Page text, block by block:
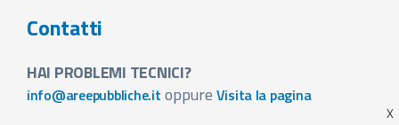
Contatti
HAI PROBLEMI TECNICI?
info@areepubbliche.it oppure Visita la pagina